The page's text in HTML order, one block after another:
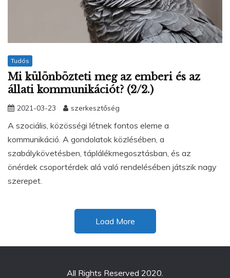
Tudós
Mi különbözteti meg az emberi és az
állati kommunikációt? (2/2.)
2021-03-23 szerkesztőség
A szociális, közösségi létnek fontos eleme a
kommunikáció. A gondolatok közlésében, a
szabálykövetésben, táplálékmegosztásban, és az
önérdek csoportérdek alá való rendelésében játszik nagy
szerepet.
Load More
All Rights Reserved 2020.